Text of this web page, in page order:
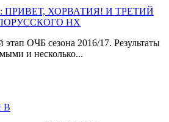
ХОРВАТИЯ! И ТРЕТИЙ
НХ
ОЧБ сезона 2016/17. Результаты
и несколько...
В